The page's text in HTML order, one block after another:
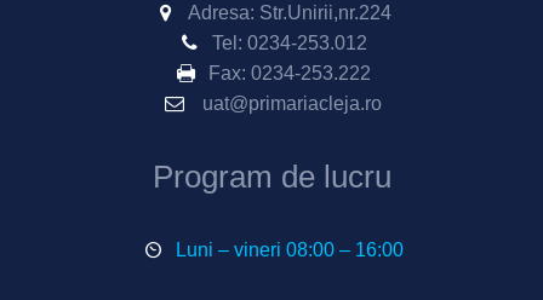
Adresa: Str.Unirii,nr.224
Tel: 0234-253.012
Fax: 0234-253.222
uat@primariacleja.ro
Program de lucru
Luni – vineri 08:00 – 16:00